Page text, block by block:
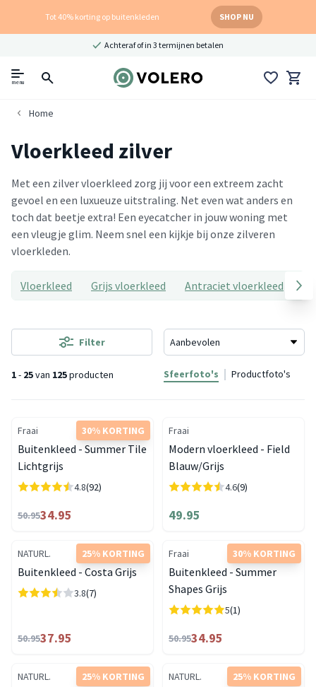
Tot 40% korting op buitenkleden SHOP NU
Achteraf of in 3 termijnen betalen
menu
Home
Vloerkleed zilver
Met een zilver vloerkleed zorg jij voor een extreem zacht
gevoel en een luxueuze uitstraling. Net even wat anders en
toch dat beetje extra! Een eyecatcher in jouw woning met
een vleugje glim. Neem snel een kijkje bij onze zilveren
vloerkleden.
Vloerkleed Grijs vloerkleed Antraciet vloerkleed
1- 25van 125producten
Filter
Sfeerfoto's Productfoto's
30% KORTING
Fraai
Buitenkleed - Summer Tile
Lichtgrijs
4.8(92)
50.9534.95
Fraai
Modern vloerkleed - Field
Blauw/Grijs
4.6(9)
49.95
25% KORTING
NATURL.
Buitenkleed - Costa Grijs
3.8(7)
50.9537.95
30% KORTING
Fraai
Buitenkleed - Summer
Shapes Grijs
5(1)
50.9534.95
25% KORTING
NATURL. 25% KORTING
NATURL.